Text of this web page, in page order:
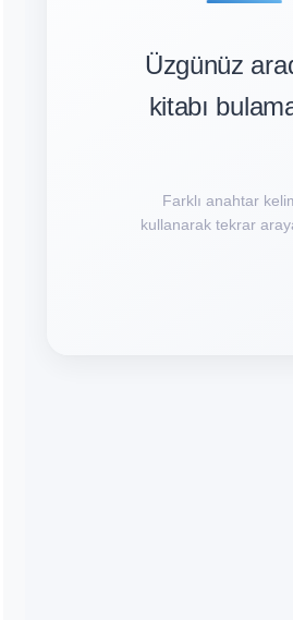
Üzgünüz
kitabı
Farklı anahtar
kullanarak tekrar